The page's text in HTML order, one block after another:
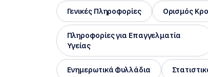
Γενικές Πληροφορίες Ορισμός
Πληροφορίες για Επαγγελματία
Υγείας
Ενημερωτικά Φυλλάδια